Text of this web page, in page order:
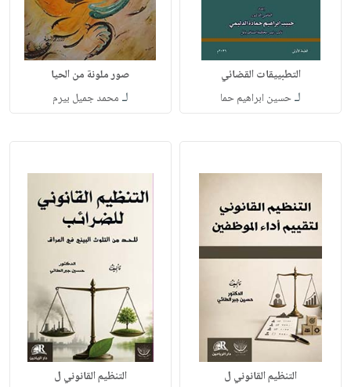
التطبييقات القضائي
لـحسين ابراهيم حما
صور ملونة من الحيا
لـ محمد جميل بيرم
التنظيم القانوني ل التنظيم القانوني ل